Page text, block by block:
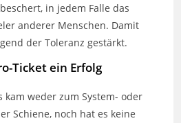
in jedem Falle das
anderer Menschen. Damit
der Toleranz gestärkt.
Ticket ein Erfolg
kam weder zum System- oder
Schiene, noch hat es keine